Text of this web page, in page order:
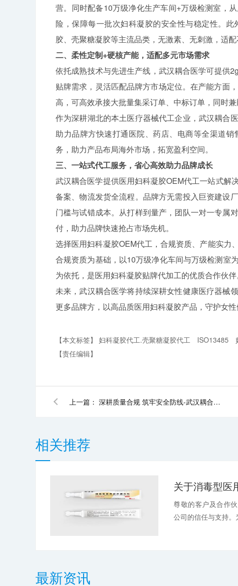
营。同时配备10万级净化生产车间+万级检测室，
险，保障每一批次妇科凝胶的安全性与稳定性。
胶、壳聚糖凝胶等主流品类，无激素、无刺激，适
二、柔性定制+硬核产能，适配多元市场需求
依托成熟技术与先进生产线，武汉耦合医学可提供
贴牌需求，灵活匹配品牌方市场定位。在产能方面
高，可高效承接大批量集采订单、中标订单，同时
作为深耕湖北的本土医疗器械代工企业，武汉耦合
助力品牌方快速打通医院、药店、电商等全渠道
务，助力产品布局海外市场，拓宽盈利空间。
三、一站式代工服务，省心高效助力品牌成长
武汉耦合医学提供医用妇科凝胶OEM代工一站式解
备案、物流发货全流程。品牌方无需投入巨资建设
门槛与试错成本。从打样到量产，团队一对一专属
付，助力品牌快速抢占市场先机。
选择医用妇科凝胶OEM代工，合规资质、产能实力
合规资质为基础，以10万级净化车间与万级检测室
为依托，是医用妇科凝胶贴牌代加工的优质合作伙伴
未来，武汉耦合医学将持续深耕女性健康医疗器械
更多品牌方，以高品质医用妇科凝胶产品，守护女
【本文标签】 妇科凝胶代工.壳聚糖凝胶代工 ISO13485
【责任编辑】
上一篇： 深耕质量合规 筑牢安全防线-武汉耦合医学参加2026年医疗器械质量安全培训班
相关推荐
尊敬的客户及合作
公司的信任与支持。
最新资讯